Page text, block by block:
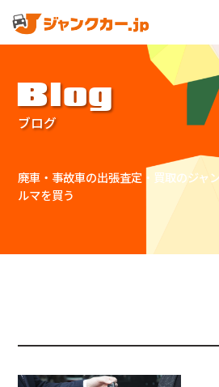
Blog
ブログ
廃車・事故車の出張査定・買取のジャ
ルマを買う